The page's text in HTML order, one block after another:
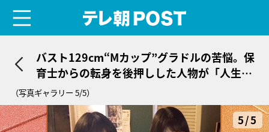
バスト129cm“Mカップ”グラドルの苦悩。保
育士からの転身を後押しした人物が「人生を
変えてくれた」
（写真ギャラリー 5/5）
5/5